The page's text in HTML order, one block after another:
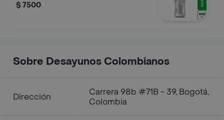
$ 7500
Sobre Desayunos Colombianos
Dirección
Carrera 98b #71B - 39, Bogotá,
Colombia